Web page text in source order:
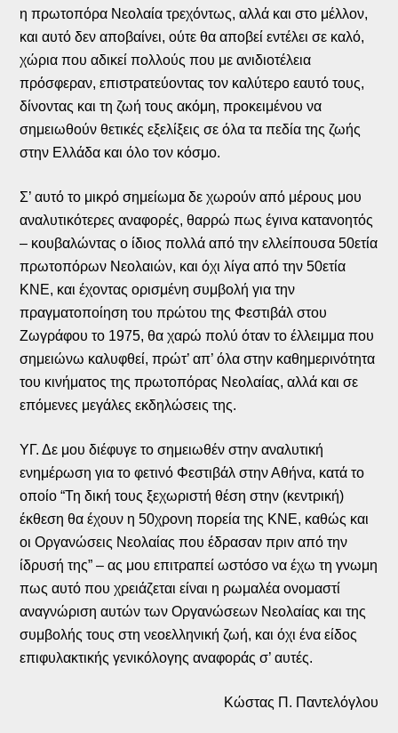
η πρωτοπόρα Νεολαία τρεχόντως, αλλά και στο μέλλον,
και αυτό δεν αποβαίνει, ούτε θα αποβεί εντέλει σε καλό,
χώρια που αδικεί πολλούς που με ανιδιοτέλεια
πρόσφεραν, επιστρατεύοντας τον καλύτερο εαυτό τους,
δίνοντας και τη ζωή τους ακόμη, προκειμένου να
σημειωθούν θετικές εξελίξεις σε όλα τα πεδία της ζωής
στην Ελλάδα και όλο τον κόσμο.
Σ’ αυτό το μικρό σημείωμα δε χωρούν από μέρους μου
αναλυτικότερες αναφορές, θαρρώ πως έγινα κατανοητός
– κουβαλώντας ο ίδιος πολλά από την ελλείπουσα 50ετία
πρωτοπόρων Νεολαιών, και όχι λίγα από την 50ετία
ΚΝΕ, και έχοντας ορισμένη συμβολή για την
πραγματοποίηση του πρώτου της Φεστιβάλ στου
Ζωγράφου το 1975, θα χαρώ πολύ όταν το έλλειμμα που
σημειώνω καλυφθεί, πρώτ’ απ’ όλα στην καθημερινότητα
του κινήματος της πρωτοπόρας Νεολαίας, αλλά και σε
επόμενες μεγάλες εκδηλώσεις της.
ΥΓ. Δε μου διέφυγε το σημειωθέν στην αναλυτική
ενημέρωση για το φετινό Φεστιβάλ στην Αθήνα, κατά το
οποίο “Τη δική τους ξεχωριστή θέση στην (κεντρική)
έκθεση θα έχουν η 50χρονη πορεία της ΚΝΕ, καθώς και
οι Οργανώσεις Νεολαίας που έδρασαν πριν από την
ίδρυσή της” – ας μου επιτραπεί ωστόσο να έχω τη γνωμη
πως αυτό που χρειάζεται είναι η ρωμαλέα ονομαστί
αναγνώριση αυτών των Οργανώσεων Νεολαίας και της
συμβολής τους στη νεοελληνική ζωή, και όχι ένα είδος
επιφυλακτικής γενικόλογης αναφοράς σ’ αυτές.
Κώστας Π. Παντελόγλου